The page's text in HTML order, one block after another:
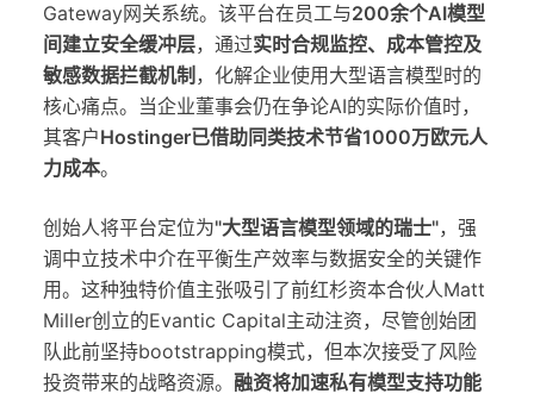
Gateway网关系统。该平台在员工与200余个AI模型
间建立安全缓冲层，通过实时合规监控、成本管控及
敏感数据拦截机制 ，化解企业使用大型语言模型时的
核心痛点。当企业董事会仍在争论AI的实际价值时，
其客户Hostinger已借助同类技术节省1000万欧元人
力成本。
创始人将平台定位为"大型语言模型领域的瑞士"，强
调中立技术中介在平衡生产效率与数据安全的关键作
用。这种独特价值主张吸引了前红杉资本合伙人Matt
Miller创立的Evantic Capital主动注资，尽管创始团
队此前坚持bootstrapping模式，但本次接受了风险
投资带来的战略资源。 融资将加速私有模型支持功能